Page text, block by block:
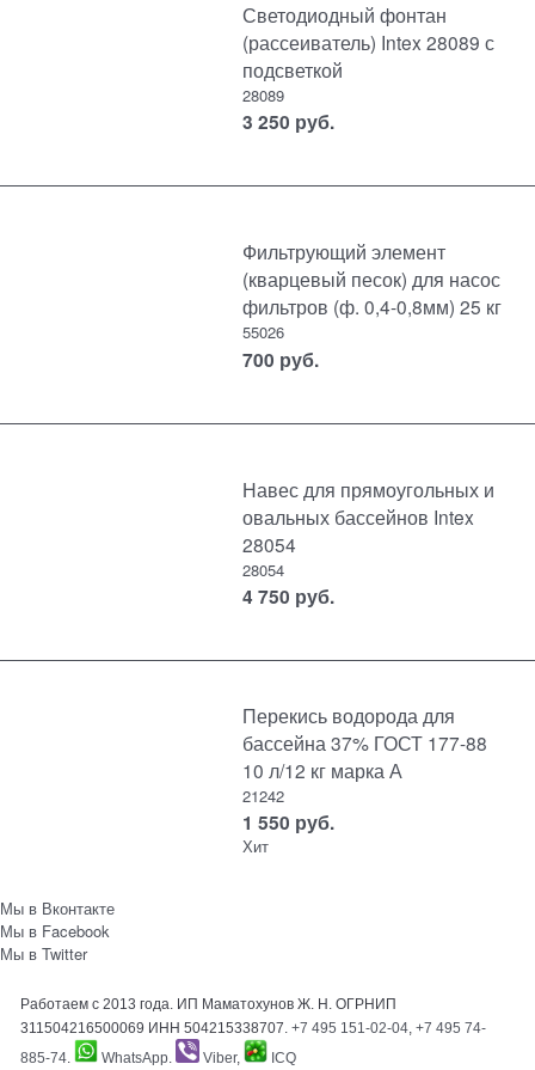
Светодиодный фонтан
(рассеиватель) Intex 28089 с
подсветкой
28089
3 250 руб.
Фильтрующий элемент
(кварцевый песок) для насос
фильтров (ф. 0,4-0,8мм) 25 кг
55026
700 руб.
Навес для прямоугольных и
овальных бассейнов Intex
28054
28054
4 750 руб.
Перекись водорода для
бассейна 37% ГОСТ 177-88
10 л/12 кг марка А
21242
1 550 руб.
Хит
Мы в Вконтакте
Мы в Facebook
Мы в Twitter
Работаем с 2013 года. ИП Маматохунов Ж. Н. ОГРНИП
311504216500069 ИНН 504215338707.+7 495 151-02-04,+7 495 74-
885-74. WhatsApp. Viber, ICQ